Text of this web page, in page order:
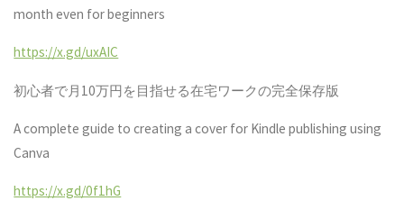
month even for beginners
https://x.gd/uxAIC
初心者で月10万円を目指せる在宅ワークの完全保存版
A complete guide to creating a cover for Kindle publishing using
Canva
https://x.gd/0f1hG